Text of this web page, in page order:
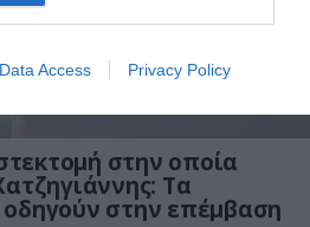
Data Access Privacy Policy
στην οποία
Tα
στην επέμβαση